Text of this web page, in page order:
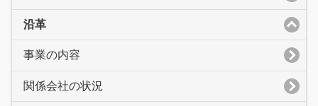
沿革
事業の内容
関係会社の状況